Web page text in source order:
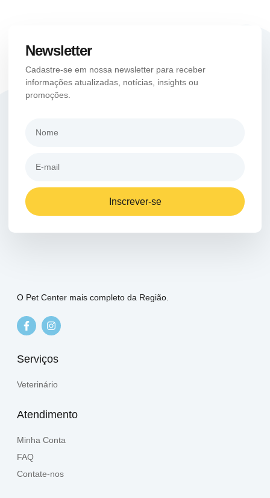
Newsletter
Cadastre-se em nossa newsletter para receber
informações atualizadas, notícias, insights ou
promoções.
Inscrever-se
O Pet Center mais completo da Região.
Serviços
Veterinário
Atendimento
Minha Conta
FAQ
Contate-nos